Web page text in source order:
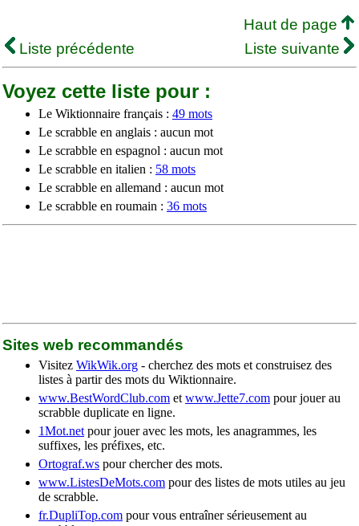
Haut de page
Liste précédente
Liste suivante
Voyez cette liste pour :
Le Wiktionnaire français : 49 mots
Le scrabble en anglais : aucun mot
Le scrabble en espagnol : aucun mot
Le scrabble en italien : 58 mots
Le scrabble en allemand : aucun mot
Le scrabble en roumain : 36 mots
Sites web recommandés
Visitez WikWik.org - cherchez des mots et construisez des
listes à partir des mots du Wiktionnaire.
www.BestWordClub.com et www.Jette7.com pour jouer au
scrabble duplicate en ligne.
1Mot.net pour jouer avec les mots, les anagrammes, les
suffixes, les préfixes, etc.
Ortograf.ws pour chercher des mots.
www.ListesDeMots.com pour des listes de mots utiles au jeu
de scrabble.
fr.DupliTop.com pour vous entraîner sérieusement au